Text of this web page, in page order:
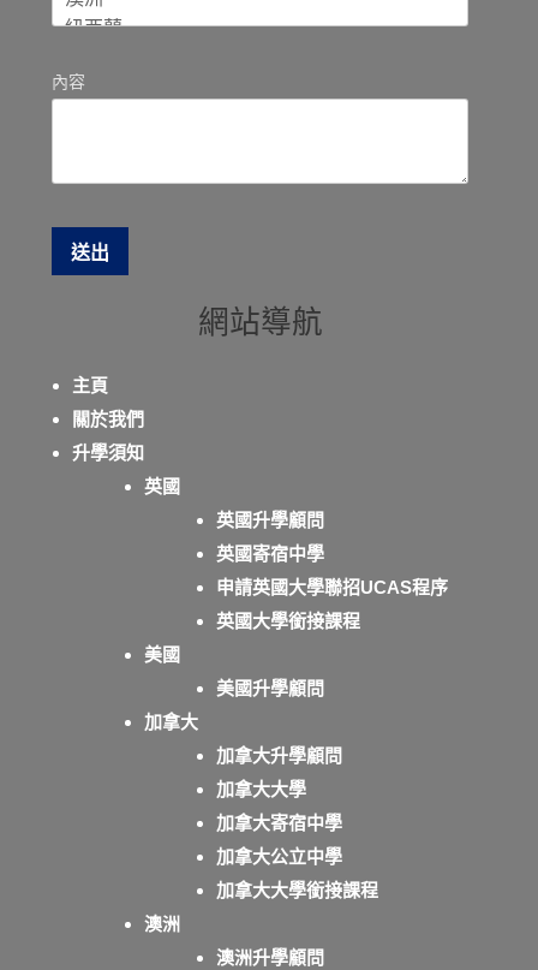
內容
網站導航
主頁
關於我們
升學須知
英國
英國升學顧問
英國寄宿中學
申請英國大學聯招UCAS程序
英國大學銜接課程
美國
美國升學顧問
加拿大
加拿大升學顧問
加拿大大學
加拿大寄宿中學
加拿大公立中學
加拿大大學銜接課程
澳洲
澳洲升學顧問